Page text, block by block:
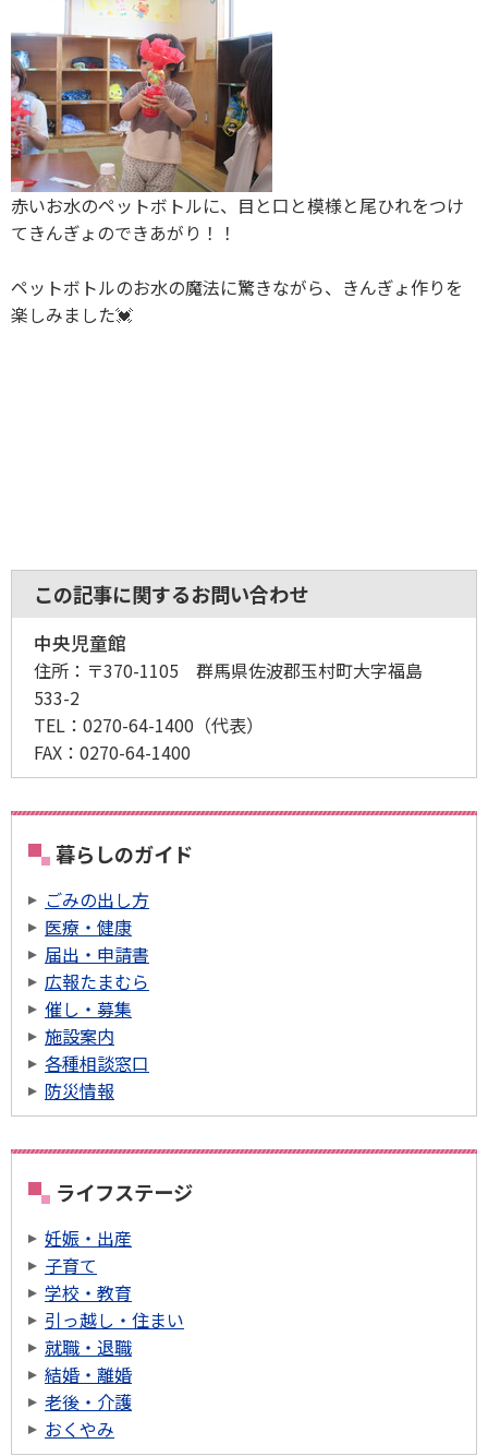
赤いお水のペットボトルに、目と口と模様と尾ひれをつけ
てきんぎょのできあがり！！
ペットボトルのお水の魔法に驚きながら、きんぎょ作りを
楽しみました💓
この記事に関するお問い合わせ
中央児童館
住所： 〒370-1105 群馬県佐波郡玉村町大字福島
533-2
TEL： 0270-64-1400 （代表）
FAX： 0270-64-1400
暮らしのガイド
ごみの出し方
医療・健康
届出・申請書
広報たまむら
催し・募集
施設案内
各種相談窓口
防災情報
ライフステージ
妊娠・出産
子育て
学校・教育
引っ越し・住まい
就職・退職
結婚・離婚
老後・介護
おくやみ